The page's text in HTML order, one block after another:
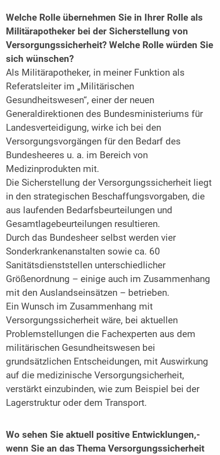
Welche Rolle übernehmen Sie in Ihrer Rolle als
Militärapotheker bei der Sicherstellung von
Versorgungssicherheit? Welche Rolle würden Sie
sich wünschen?
Als Militärapotheker, in meiner Funktion als
Referatsleiter im „Militärischen
Gesundheitswesen“, einer der neuen
Generaldirektionen des Bundesministeriums für
Landesverteidigung, wirke ich bei den
Versorgungsvorgängen für den Bedarf des
Bundesheeres u. a. im Bereich von
Medizinprodukten mit.
Die Sicherstellung der Versorgungssicherheit liegt
in den strategischen Beschaffungsvorgaben, die
aus laufenden Bedarfsbeurteilungen und
Gesamtlagebeurteilungen resultieren.
Durch das Bundesheer selbst werden vier
Sonderkrankenanstalten sowie ca. 60
Sanitätsdienststellen unterschiedlicher
Größenordnung – einige auch im Zusammenhang
mit den Auslandseinsätzen – betrieben.
Ein Wunsch im Zusammenhang mit
Versorgungssicherheit wäre, bei aktuellen
Problemstellungen die Fachexperten aus dem
militärischen Gesundheitswesen bei
grundsätzlichen Entscheidungen, mit Auswirkung
auf die medizinische Versorgungsicherheit,
verstärkt einzubinden, wie zum Beispiel bei der
Lagerstruktur oder dem Transport.
Wo sehen Sie aktuell positive Entwicklungen,­
wenn Sie an das Thema Versorgungs­sicherheit